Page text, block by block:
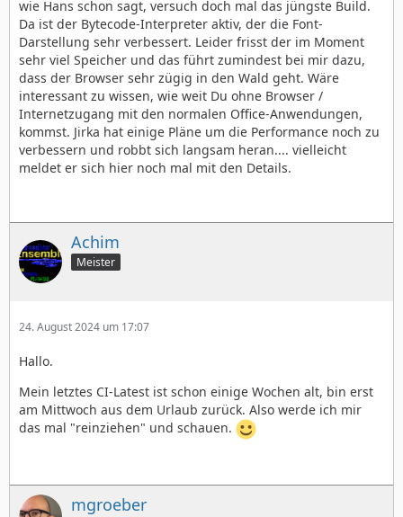
wie Hans schon sagt, versuch doch mal das jüngste Build.
Da ist der Bytecode-Interpreter aktiv, der die Font-
Darstellung sehr verbessert. Leider frisst der im Moment
sehr viel Speicher und das führt zumindest bei mir dazu,
dass der Browser sehr zügig in den Wald geht. Wäre
interessant zu wissen, wie weit Du ohne Browser /
Internetzugang mit den normalen Office-Anwendungen,
kommst. Jirka hat einige Pläne um die Performance noch zu
verbessern und robbt sich langsam heran.... vielleicht
meldet er sich hier noch mal mit den Details.
Achim
Meister
24. August 2024 um 17:07
Hallo.
Mein letztes CI-Latest ist schon einige Wochen alt, bin erst
am Mittwoch aus dem Urlaub zurück. Also werde ich mir
das mal "reinziehen" und schauen.
mgroeber